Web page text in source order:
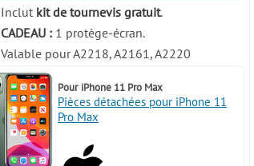
Inclut kit de tournevis gratuit.
CADEAU :1 protège-écran.
Valable pour A2218, A2161, A2220
Pour iPhone 11 Pro Max
Pièces détachées pour iPhone 11
Pro Max